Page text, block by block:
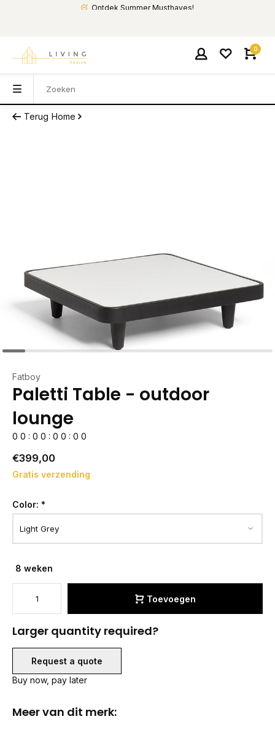
Ontdek Summer Musthaves!
0
Terug Home
Fatboy
Paletti Table - outdoor
lounge
0 0 : 0 0 : 0 0 : 0 0
€399,00
Gratis verzending
Color: *
8 weken
Toevoegen
Larger quantity required?
Request a quote
Buy now, pay later
Meer van dit merk: